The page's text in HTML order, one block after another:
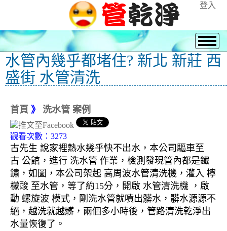
登入
水管內幾乎都堵住? 新北 新莊 西
盛街 水管清洗
首頁 》 洗水管 案例
觀看次數：3273
古先生 說家裡熱水幾乎快不出水，本公司驅車至
古 公館，進行 洗水管 作業，檢測發現管內都是鐵
鏽，如圖，本公司架起 高周波水管清洗機，灌入 檸
檬酸 至水管，等了約15分，開啟 水管清洗機 ，啟
動 螺旋波 模式，剛洗水管就噴出髒水，髒水源源不
絕，越洗就越髒，兩個多小時後，管路清洗乾淨出
水量恢復了。